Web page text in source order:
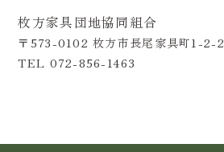
枚方家具団地協同組合
〒573-0102 枚方市長尾家具町1-2-2
TEL 072-856-1463